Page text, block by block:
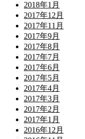
2018年1月
2017年12月
2017年11月
2017年9月
2017年8月
2017年7月
2017年6月
2017年5月
2017年4月
2017年3月
2017年2月
2017年1月
2016年12月